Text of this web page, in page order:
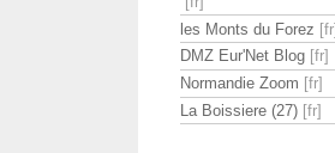
les Monts du Forez
DMZ Eur'Net Blog
Normandie Zoom
La Boissiere (27)